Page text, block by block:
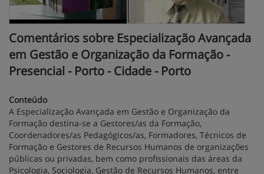
Comentários sobre Especialização Avançada
em Gestão e Organização da Formação -
Presencial - Porto - Cidade - Porto
Conteúdo
A Especialização Avançada em Gestão e Organização da
Formação destina-se a Gestores/as da Formação,
Coordenadores/as Pedagógicos/as, Formadores, Técnicos de
Formação e Gestores de Recursos Humanos de organizações
públicas ou privadas, bem como profissionais das áreas da
Psicologia, Sociologia, Gestão de Recursos Humanos, entre